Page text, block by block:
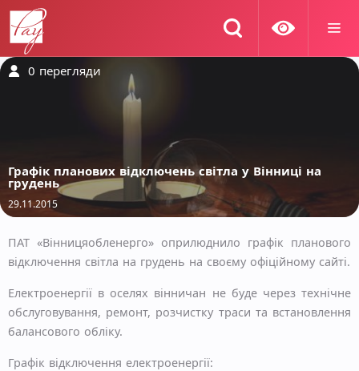
0 перегляди
Графік планових відключень світла у Вінниці на
грудень
29.11.2015
ПАТ «Вінницяобленерго» оприлюднило графік планового
відключення світла на грудень на своєму офіційному сайті.
Електроенергії в оселях вінничан не буде через технічне
обслуговування, ремонт, розчистку траси та встановлення
балансового обліку.
Графік відключення електроенергії: